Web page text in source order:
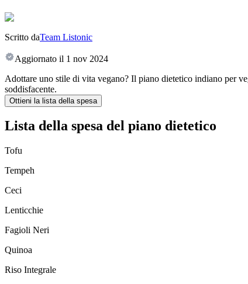
Scritto daTeam Listonic
Aggiornato il 1 nov 2024
Adottare uno stile di vita vegano? Il piano dietetico indiano per
soddisfacente.
Ottieni la lista della spesa
Lista della spesa del piano dietetico
Tofu
Tempeh
Ceci
Lenticchie
Fagioli Neri
Quinoa
Riso Integrale